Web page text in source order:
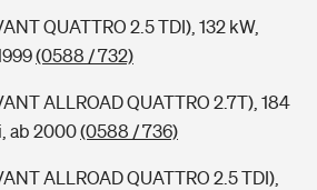
QUATTRO 2.5 TDI), 132 kW,
(0588 / 732)
ALLROAD QUATTRO 2.7T), 184
ab 2000(0588 / 736)
ALLROAD QUATTRO 2.5 TDI),